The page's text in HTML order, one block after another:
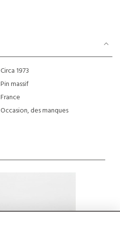
Circa 1973
Pin massif
France
Occasion, des manques